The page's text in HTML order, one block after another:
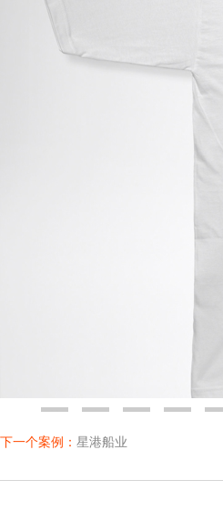
0 1 2 3 4
下一个案例： 星港船业